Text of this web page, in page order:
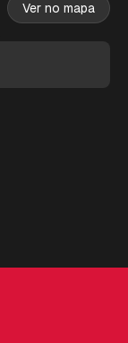
Ver no mapa